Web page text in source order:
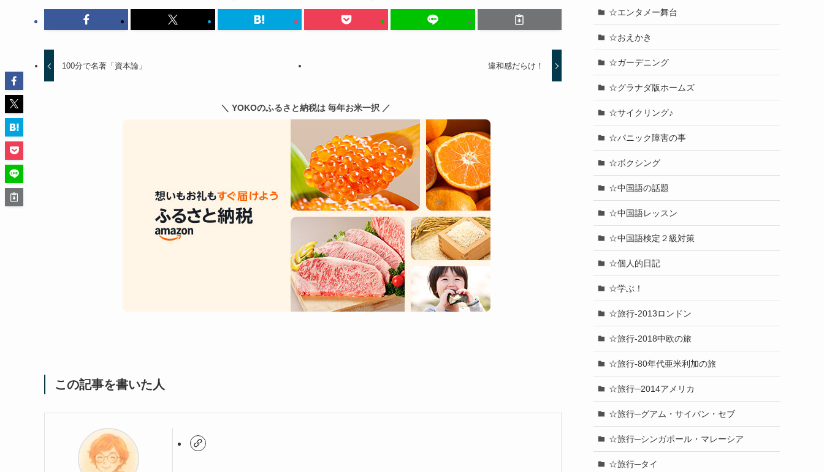
100分で名著「資本論」 違和感だらけ！
＼ YOKOのふるさと納税は 毎年お米一択 ／
この記事を書いた人
☆エンタメー舞台
☆おえかき
☆ガーデニング
☆グラナダ版ホームズ
☆サイクリング♪
☆パニック障害の事
☆ボクシング
☆中国語の話題
☆中国語レッスン
☆中国語検定２級対策
☆個人的日記
☆学ぶ！
☆旅行-2013ロンドン
☆旅行-2018中欧の旅
☆旅行-80年代亜米利加の旅
☆旅行─2014アメリカ
☆旅行─グアム・サイパン・セブ
☆旅行─シンガポール・マレーシア
☆旅行─タイ